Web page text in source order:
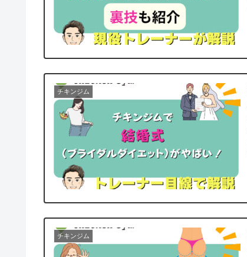
チキンジム
チキンジム